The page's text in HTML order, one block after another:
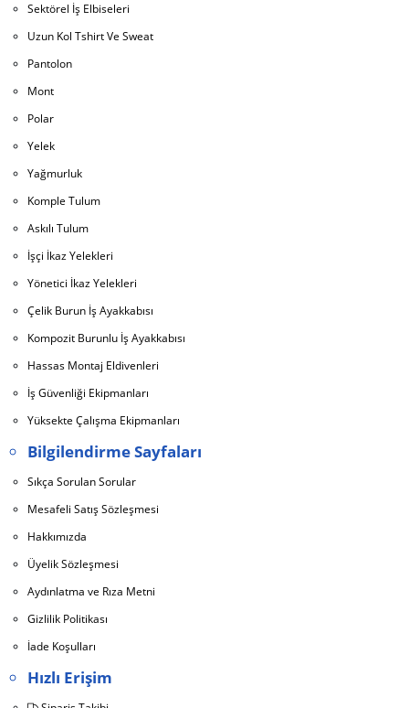
Sektörel İş Elbiseleri
Uzun Kol Tshirt Ve Sweat
Pantolon
Mont
Polar
Yelek
Yağmurluk
Komple Tulum
Askılı Tulum
İşçi İkaz Yelekleri
Yönetici İkaz Yelekleri
Çelik Burun İş Ayakkabısı
Kompozit Burunlu İş Ayakkabısı
Hassas Montaj Eldivenleri
İş Güvenliği Ekipmanları
Yüksekte Çalışma Ekipmanları
Bilgilendirme Sayfaları
Sıkça Sorulan Sorular
Mesafeli Satış Sözleşmesi
Hakkımızda
Üyelik Sözleşmesi
Aydınlatma ve Rıza Metni
Gizlilik Politikası
İade Koşulları
Hızlı Erişim